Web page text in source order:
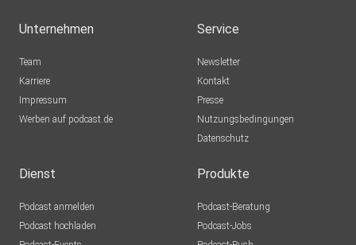
Unternehmen
Team
Karriere
Impressum
Werben auf podcast.de
Service
Newsletter
Kontakt
Presse
Nutzungsbedingungen
Datenschutz
Dienst
Podcast anmelden
Podcast hochladen
Produkte
Podcast-Beratung
Podcast-Jobs